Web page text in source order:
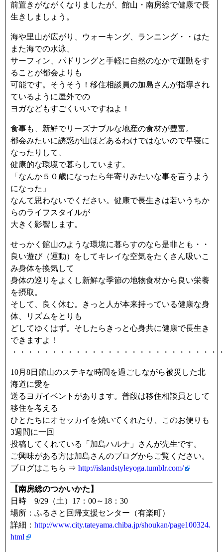
前置きがながくなりましたが、館山・南房総で健康で長
生きしましょう。
海や里山が広がり、ウォーキング、ランニング・・はた
また海での水泳、
サーフィン、パドリングと手軽に自然のなかで運動をす
ることが都会よりも
可能です。そうそう！移住相談員の加島さんが指導され
ているように屋外での
ヨガなどもすごくいいですねよ！
食事も、新鮮でリーズナブルな地産の食材が豊富。
都会みたいに誘惑が山ほどあるわけではないので早寝に
なったりして、
健康的な環境で暮らしています。
「なんか５０歳になったら年寄りみたいな事を言うよう
になった」
なんて思わないでください。健康で長生きは若いうちか
らのライフスタイルが
大きく影響します。
せっかく館山のような環境に暮らすのなら是非とも・・
良い遊び（運動）をしてキレイな空気をたくさん吸いこ
み身体を換気して
身体の巡りをよくし新鮮な季節の地物食材から良い栄養
を摂取。
そして、良く休む。きっと人が本来持っている健康な身
体、リズムをとりも
どしてゆくはず。そしたらきっと心身共に健康で長生き
できますよ！
・・・・・・・・・・・・・・・・・・・・・・・・・・
10月8日館山のステキな時間を過ごしながら被災した北
海道に愛を
送るヨガイベントがあります。普段は移住相談員として
移住を考える
ひとたちにオセッカイを焼いてくれたり、このお便りも
3週間に一回
投稿してくれている「加島ハルナ」さんが先生です。
ご興味がある方は加島さんのブログからご覧ください。
ブログはこちら ⇒ http://islandstyleyoga.tumblr.com/
【南房総のつかいかた】
日時 9/29（土）17：00～18：30
場所：ふるさと回帰支援センター（有楽町）
詳細： http://www.city.tateyama.chiba.jp/shoukan/page100324.
html